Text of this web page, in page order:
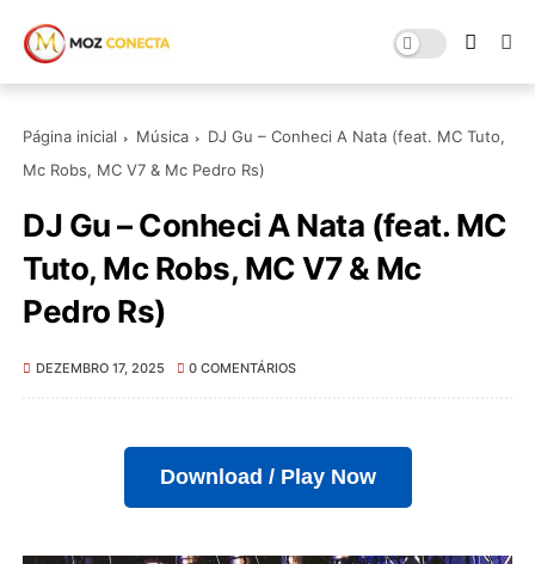
Página inicial Música
DJ Gu – Conheci A Nata (feat. MC Tuto,
Mc Robs, MC V7 & Mc Pedro Rs)
DJ Gu – Conheci A Nata (feat. MC
Tuto, Mc Robs, MC V7 & Mc
Pedro Rs)
DEZEMBRO 17, 2025 0 COMENTÁRIOS
Download / Play Now